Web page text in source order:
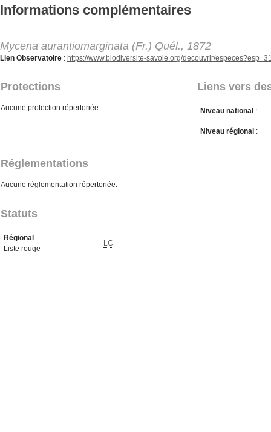
Aller au contenu principal
Informations complémentaires
Mycena aurantiomarginata (Fr.) Quél., 1872
Lien Observatoire : https://www.biodiversite-savoie.org/decouvrir/
Protections Liens vers
Aucune protection répertoriée. Niveau national :
Niveau régional :
Réglementations
Aucune réglementation répertoriée.
Statuts
Régional
Liste rouge
LC